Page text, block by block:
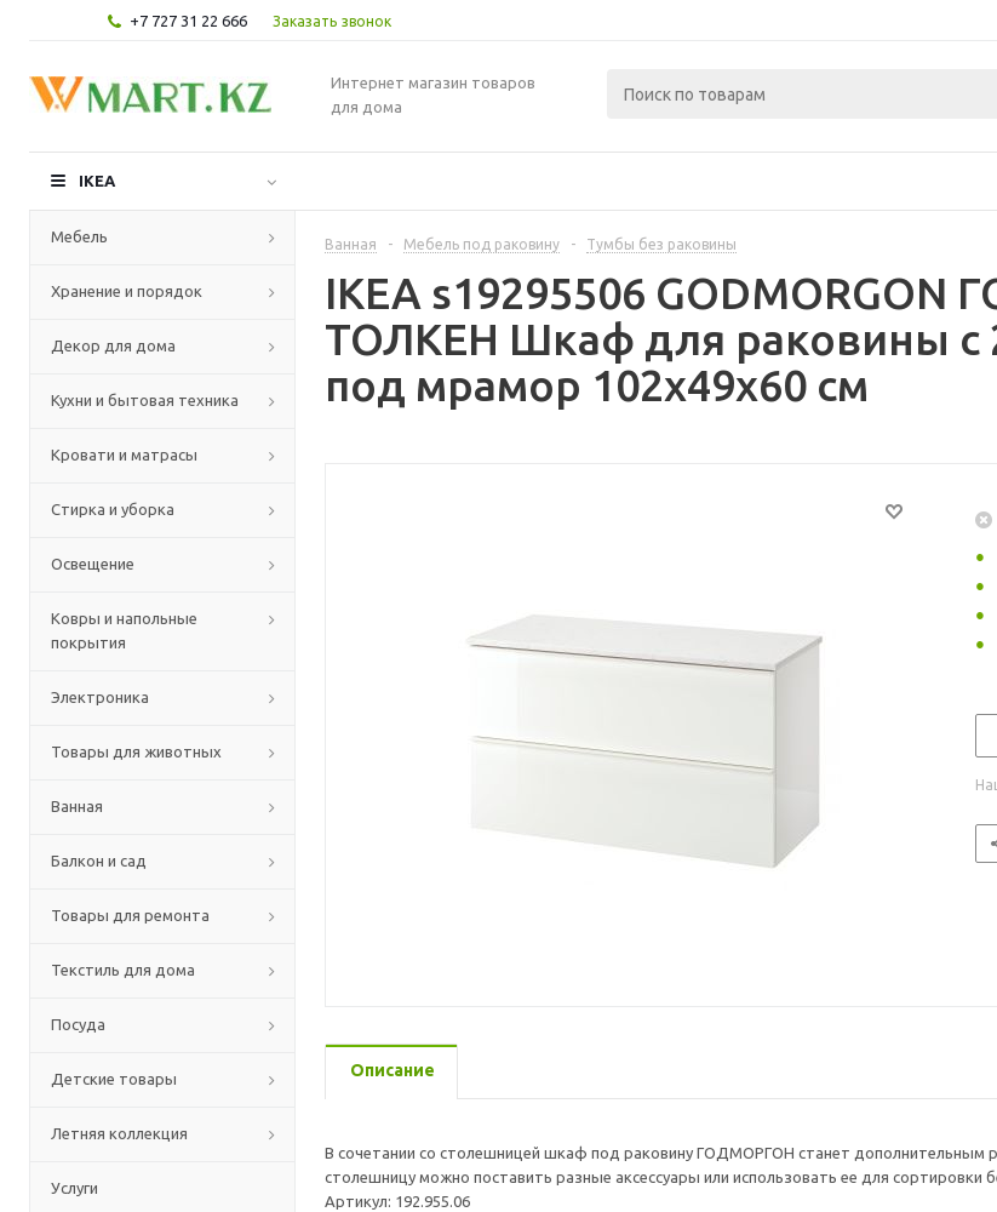
+7 727 31 22 666 Заказать звонок
Интернет магазин товаров
для дома
IKEA
Мебель
Хранение и порядок
Декор для дома
Кухни и бытовая техника
Кровати и матрасы
Стирка и уборка
Освещение
Ковры и напольные
покрытия
Электроника
Товары для животных
Ванная
Балкон и сад
Товары для ремонта
Текстиль для дома
Посуда
Детские товары
Летняя коллекция
Услуги
Ванная - Мебель под раковину - Тумбы без раковины
IKEA s19295506
ТОЛКЕН Шкаф для раковины с
под мрамор 102x49x60 см
Описание
В сочетании со столешницей шкаф под раковину ГОДМОРГОН станет дополнительным
столешницу можно поставить разные аксессуары или использовать ее для сортировки
Артикул: 192.955.06